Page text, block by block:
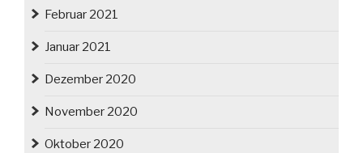
Februar 2021
Januar 2021
Dezember 2020
November 2020
Oktober 2020